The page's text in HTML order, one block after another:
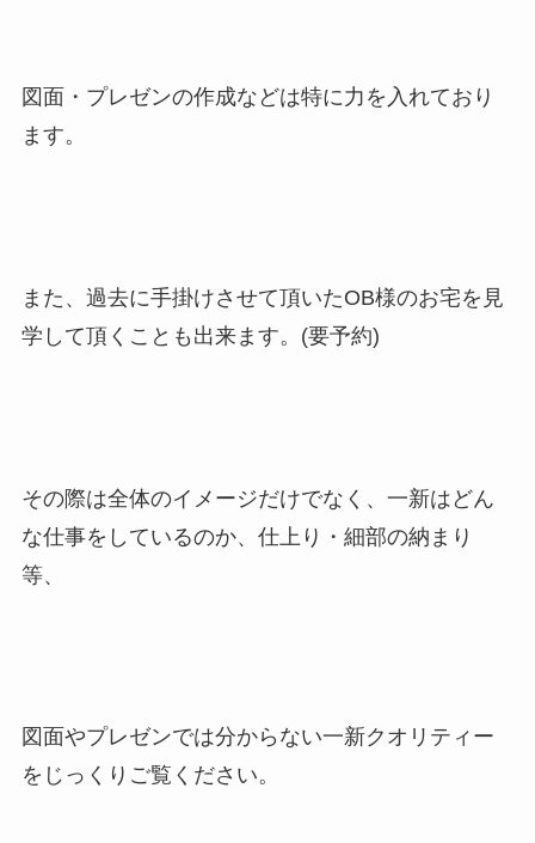
図面・プレゼンの作成などは特に力を入れており
ます。
また、過去に手掛けさせて頂いたOB様のお宅を見
学して頂くことも出来ます。(要予約)
その際は全体のイメージだけでなく、一新はどん
な仕事をしているのか、仕上り・細部の納まり
等、
図面やプレゼンでは分からない一新クオリティー
をじっくりご覧ください。